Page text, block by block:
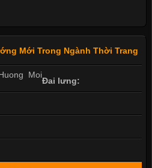
Mới Trong Ngành Thời Trang
Đai lưng: